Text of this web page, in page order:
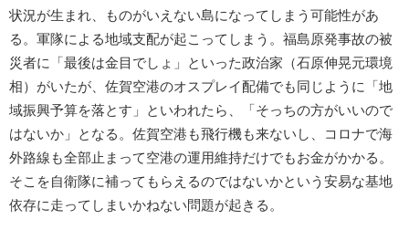
状況が生まれ、ものがいえない島になってしまう可能性があ
る。軍隊による地域支配が起こってしまう。福島原発事故の被
災者に「最後は金目でしょ」といった政治家（石原伸晃元環境
相）がいたが、佐賀空港のオスプレイ配備でも同じように「地
域振興予算を落とす」といわれたら、「そっちの方がいいので
はないか」となる。佐賀空港も飛行機も来ないし、コロナで海
外路線も全部止まって空港の運用維持だけでもお金がかかる。
そこを自衛隊に補ってもらえるのではないかという安易な基地
依存に走ってしまいかねない問題が起きる。